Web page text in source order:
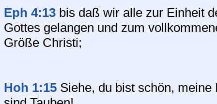
Eph 4:13 bis daß wir alle zur Einheit
Gottes gelangen und zum
Größe Christi;
Hoh 1:15 Siehe, du bist schön,